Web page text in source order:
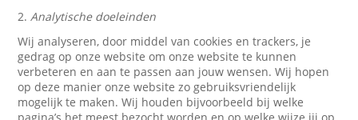
2.Analytische doeleinden
Wij analyseren, door middel van cookies en trackers, je
gedrag op onze website om onze website te kunnen
verbeteren en aan te passen aan jouw wensen. Wij hopen
op deze manier onze website zo gebruiksvriendelijk
mogelijk te maken. Wij houden bijvoorbeeld bij welke